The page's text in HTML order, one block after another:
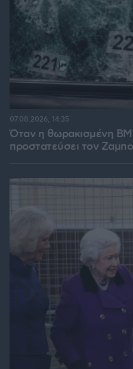
Όταν η θωρακισμένη
προστατεύσει τον
07.08.2026, 14:35